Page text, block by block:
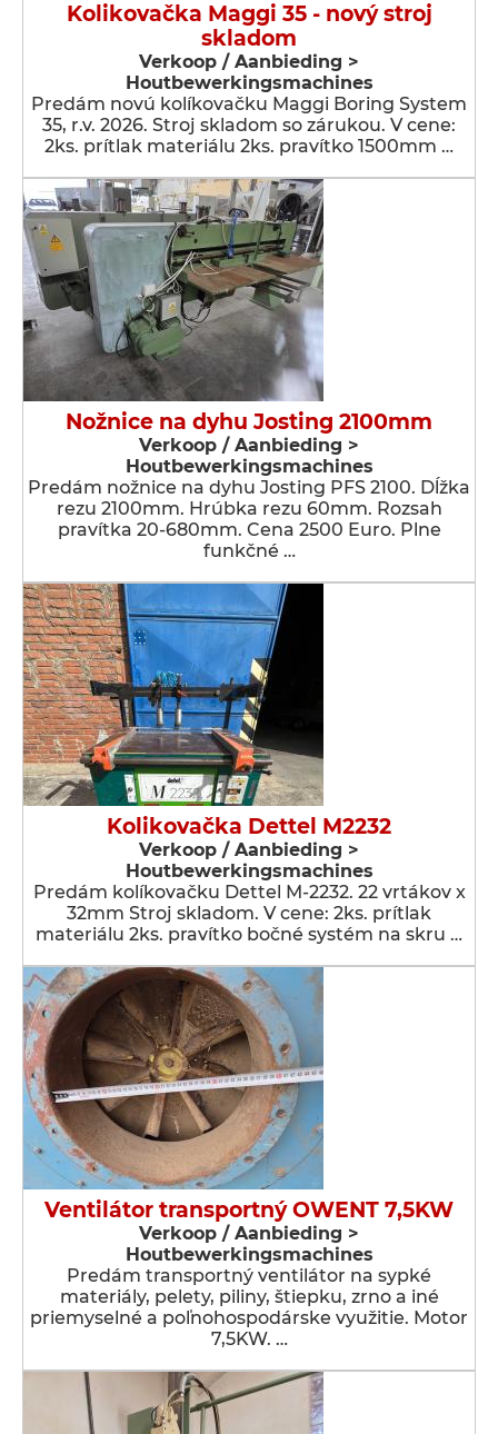
Kolikovačka Maggi 35 - nový stroj
skladom
Verkoop / Aanbieding >
Houtbewerkingsmachines
Predám novú kolíkovačku Maggi Boring System
35, r.v. 2026. Stroj skladom so zárukou. V cene:
2ks. prítlak materiálu 2ks. pravítko 1500mm …
Nožnice na dyhu Josting 2100mm
Verkoop / Aanbieding >
Houtbewerkingsmachines
Predám nožnice na dyhu Josting PFS 2100. Dĺžka
rezu 2100mm. Hrúbka rezu 60mm. Rozsah
pravítka 20-680mm. Cena 2500 Euro. Plne
funkčné …
Kolikovačka Dettel M2232
Verkoop / Aanbieding >
Houtbewerkingsmachines
Predám kolíkovačku Dettel M-2232. 22 vrtákov x
32mm Stroj skladom. V cene: 2ks. prítlak
materiálu 2ks. pravítko bočné systém na skru …
Ventilátor transportný OWENT 7,5KW
Verkoop / Aanbieding >
Houtbewerkingsmachines
Predám transportný ventilátor na sypké
materiály, pelety, piliny, štiepku, zrno a iné
priemyselné a poľnohospodárske využitie. Motor
7,5KW. …